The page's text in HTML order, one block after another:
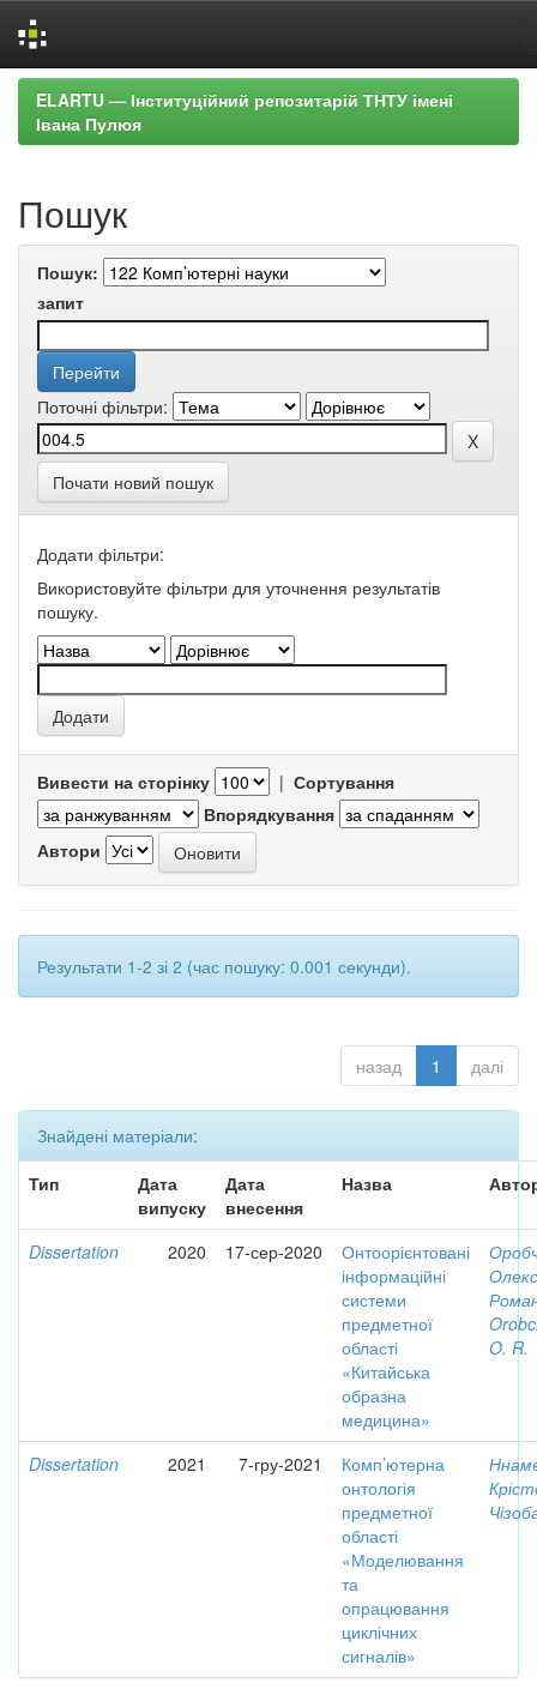
Skip
navigation
ELARTU — Інституційний репозитарій ТНТУ імені
Івана Пулюя
Пошук
Пошук:
запит
Поточні фільтри:
Почати новий пошук
Додати фільтри:
Використовуйте фільтри для уточнення результатів
пошуку.
Вивести на сторінку | Сортування
Впорядкування
Автори
Результати 1-2 зі 2 (час пошуку: 0.001 секунди).
назад 1 далі
Знайдені матеріали:
Тип
Дата
випуску
Дата
внесення
Назва
Dissertation 2020 17-сер-2020
Онтоорієнтовані
інформаційні
системи
предметної
області
«Китайська
образна
медицина»
O. R.
Dissertation 2021 7-гру-2021
Комп’ютерна
онтологія
предметної
області
«Моделювання
та
опрацювання
циклічних
сигналів»